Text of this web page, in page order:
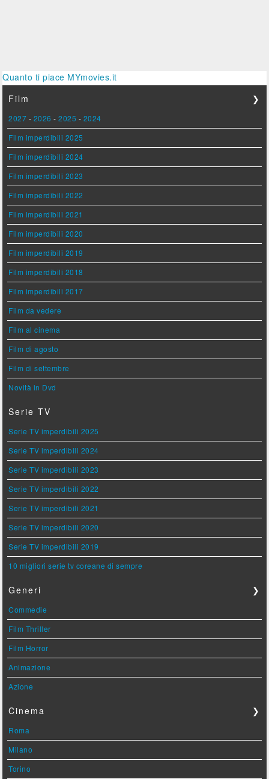
Quanto ti piace MYmovies.it
Film
❯
2027 - 2026 -2025 - 2024
Film imperdibili 2025
Film imperdibili 2024
Film imperdibili 2023
Film imperdibili 2022
Film imperdibili 2021
Film imperdibili 2020
Film imperdibili 2019
Film imperdibili 2018
Film imperdibili 2017
Film da vedere
Film al cinema
Film di agosto
Film di settembre
Novità in Dvd
Serie TV
Serie TV imperdibili 2025
Serie TV imperdibili 2024
Serie TV imperdibili 2023
Serie TV imperdibili 2022
Serie TV imperdibili 2021
Serie TV imperdibili 2020
Serie TV imperdibili 2019
10 migliori serie tv coreane di sempre
Generi ❯
Commedie
Film Thriller
Film Horror
Animazione
Azione
Cinema ❯
Roma
Milano
Torino